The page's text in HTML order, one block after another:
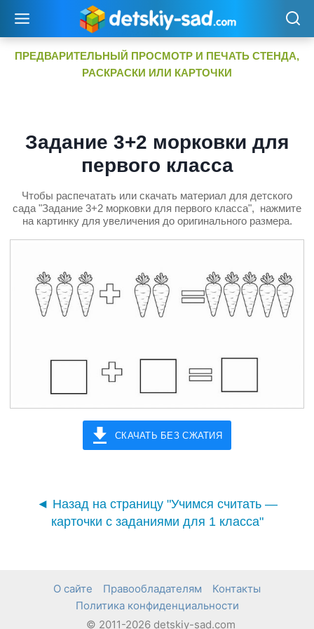
содержимому
ПРЕДВАРИТЕЛЬНЫЙ ПРОСМОТР И ПЕЧАТЬ СТЕНДА,
РАСКРАСКИ ИЛИ КАРТОЧКИ
Задание 3+2 морковки для
первого класса
Чтобы распечатать или скачать материал для детского
сада "Задание 3+2 морковки для первого класса", нажмите
на картинку для увеличения до оригинального размера.
СКАЧАТЬ БЕЗ СЖАТИЯ
◄ Назад на страницу "Учимся считать —
карточки с заданиями для 1 класса"
О сайте Правообладателям
Контакты
Политика конфиденциальности
© 2011-2026 detskiy-sad.com